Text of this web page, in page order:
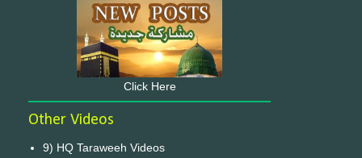
Click Here
Other Videos
9) HQ Taraweeh Videos